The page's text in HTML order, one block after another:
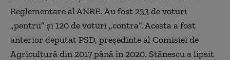
Reglementare al ANRE. Au fost 233 de voturi
„pentru” și 120 de voturi „contra”. Acesta a fost
anterior deputat PSD, președinte al Comisiei de
Agricultură din 2017 până în 2020. Stănescu a lipsit